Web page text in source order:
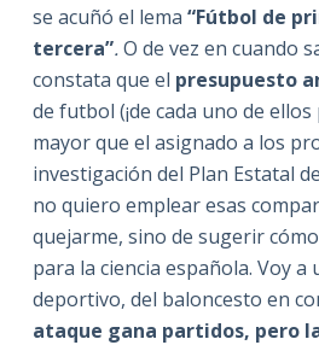
se acuñó el lema “Fútbol de
tercera”.O de vez en cuando
constata que el presupuesto
de futbol (¡de cada uno de
mayor que el asignado a los
investigación del Plan Estatal
no quiero emplear esas
quejarme, sino de sugerir
para la ciencia española. Voy
deportivo, del baloncesto en
ataque gana partidos, pero